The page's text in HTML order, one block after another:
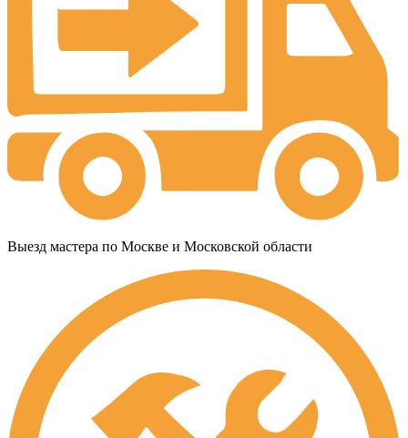
Выезд мастера по Москве и Московской области